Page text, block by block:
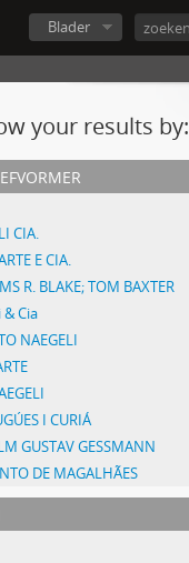
Blader
your results by:
CIA.
E CIA.
R. BLAKE; TOM BAXTER
& Cia
NAEGELI
I CURIÁ
GUSTAV GESSMANN
DE MAGALHÃES